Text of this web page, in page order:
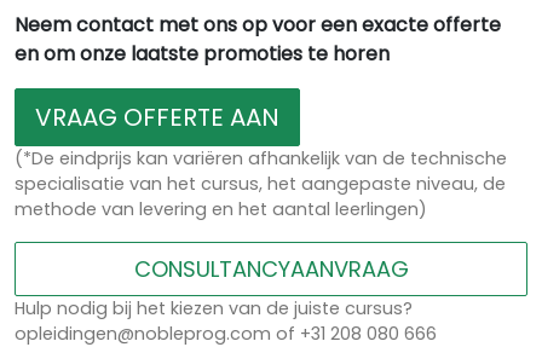
Neem contact met ons op voor een exacte offerte
en om onze laatste promoties te horen
VRAAG OFFERTE AAN
(*De eindprijs kan variëren afhankelijk van de technische
specialisatie van het cursus, het aangepaste niveau, de
methode van levering en het aantal leerlingen)
CONSULTANCYAANVRAAG
Hulp nodig bij het kiezen van de juiste cursus?
opleidingen@nobleprog.com of +31 208 080 666